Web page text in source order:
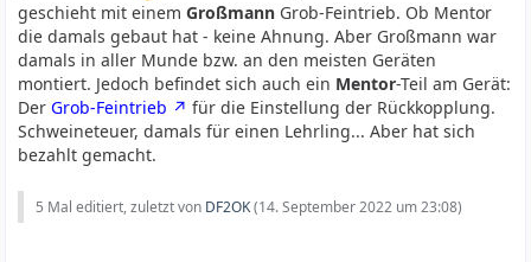
geschieht mit einemGroßmann Grob-Feintrieb. Ob Mentor
die damals gebaut hat - keine Ahnung. Aber Großmann war
damals in aller Munde bzw. an den meisten Geräten
montiert. Jedoch befindet sich auch ein Mentor-Teil am Gerät:
DerGrob-Feintrieb
für die Einstellung der Rückkopplung.
Schweineteuer, damals für einen Lehrling... Aber hat sich
bezahlt gemacht.
5 Mal editiert, zuletzt von DF2OK(14. September 2022 um 23:08)